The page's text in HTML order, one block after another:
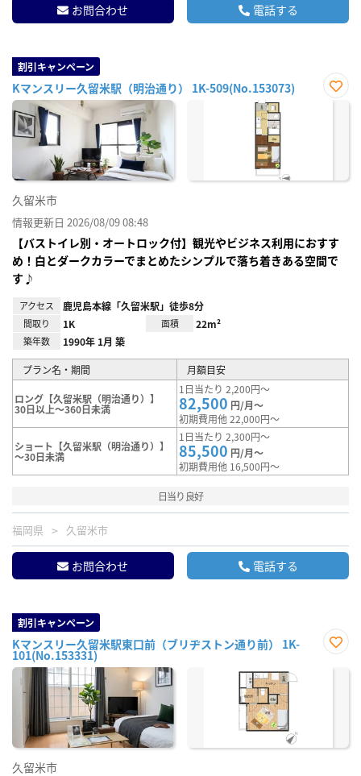
お問合わせ 電話する
割引キャンペーン
Kマンスリー久留米駅（明治通り） 1K-509(No.153073)
お気
久留米市
情報更新日 2026/08/09 08:48
【バストイレ別・オートロック付】観光やビジネス利用におすす
め！白とダークカラーでまとめたシンプルで落ち着きある空間で
す♪
アクセス 鹿児島本線「久留米駅」徒歩8分
間取り 1K 面積 22m²
築年数 1990年 1月 築
プラン名・期間 月額目安
ロング【久留米駅（明治通り）】
30日以上～360日未満
1日当たり 2,200円～
82,500 円/月～
初期費用他 22,000円～
ショート【久留米駅（明治通り）】
～30日未満
1日当たり 2,300円～
85,500 円/月～
初期費用他 16,500円～
日当り良好
福岡県 久留米市
お問合わせ 電話する
割引キャンペーン
Kマンスリー久留米駅東口前（ブリヂストン通り前） 1K-
101(No.153331)
に入
久留米市